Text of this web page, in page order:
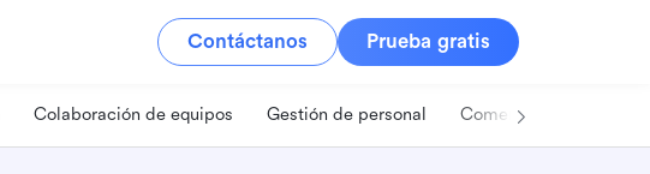
Contáctanos Prueba gratis
Colaboración de equipos Gestión de personal Comercio minorista